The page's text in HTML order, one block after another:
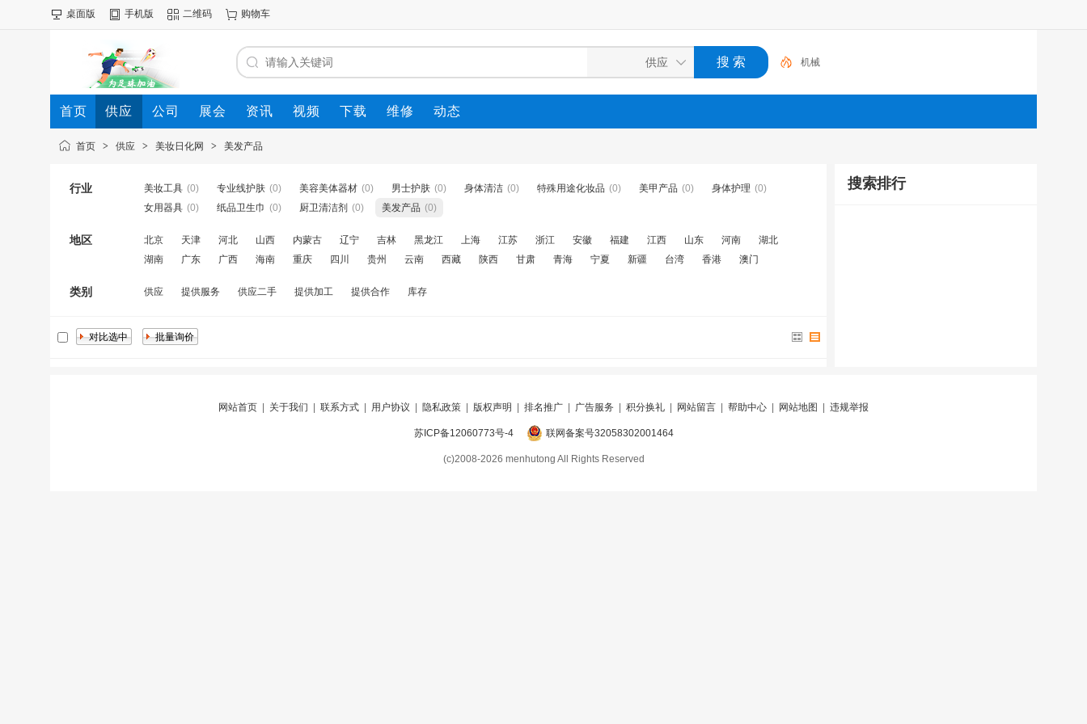
桌面版 手机版 二维码 购物车
机械
首页 供应 公司 展会 资讯 视频 下载 维修 动态
首页 > 供应 > 美妆日化网 > 美发产品
行业 美妆工具 (0) 专业线护肤 (0) 美容美体器材 (0) 男士护肤 (0) 身体清洁 (0) 特殊用途化妆品 (0) 美甲产品 (0) 身体护理 (0)
女用器具 (0) 纸品卫生巾 (0) 厨卫清洁剂 (0) 美发产品 (0)
地区 北京 天津 河北 山西 内蒙古 辽宁 吉林 黑龙江 上海 江苏 浙江 安徽 福建 江西 山东 河南
湖北
湖南
广东 广西 海南 重庆 四川 贵州 云南 西藏 陕西 甘肃 青海 宁夏 新疆 台湾 香港 澳门
类别 供应 提供服务 供应二手 提供加工 提供合作 库存
搜索排行
网站首页 关于我们 联系方式 用户协议 隐私政策 版权声明 排名推广 广告服务 积分换礼 网站留言 帮助中心 网站地图 违规举报
苏ICP备12060773号-4 联网备案号32058302001464
(c)2008-2026 menhutong All Rights Reserved